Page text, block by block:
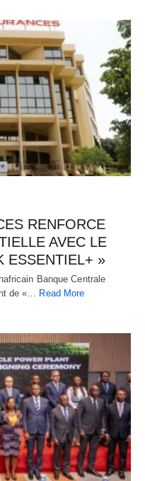
RENFORCE
AVEC LE
ESSENTIEL+ »
Banque Centrale
de «… Read More